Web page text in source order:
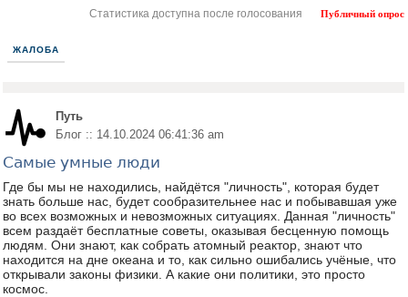
Статистика доступна после голосования Публичный опрос
ЖАЛОБА
Путь
Блог :: 14.10.2024 06:41:36 am
Самые умные люди
Где бы мы не находились, найдётся "личность", которая будет
знать больше нас, будет сообразительнее нас и побывавшая уже
во всех возможных и невозможных ситуациях. Данная "личность"
всем раздаёт бесплатные советы, оказывая бесценную помощь
людям. Они знают, как собрать атомный реактор, знают что
находится на дне океана и то, как сильно ошибались учёные, что
открывали законы физики. А какие они политики, это просто
космос.